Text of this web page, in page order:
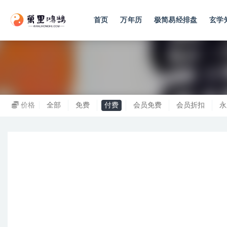
首页 万年历 极简易经排盘 玄学
价格 全部 免费 付费 会员免费 会员折扣